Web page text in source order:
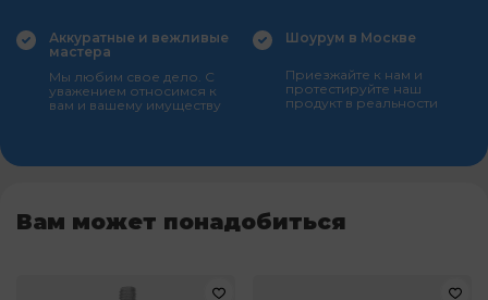
Аккуратные и вежливые
мастера
Мы любим свое дело. С
уважением относимся к
вам и вашему имуществу
Шоурум в Москве
Приезжайте к нам и
протестируйте наш
продукт в реальности
Вам может понадобиться